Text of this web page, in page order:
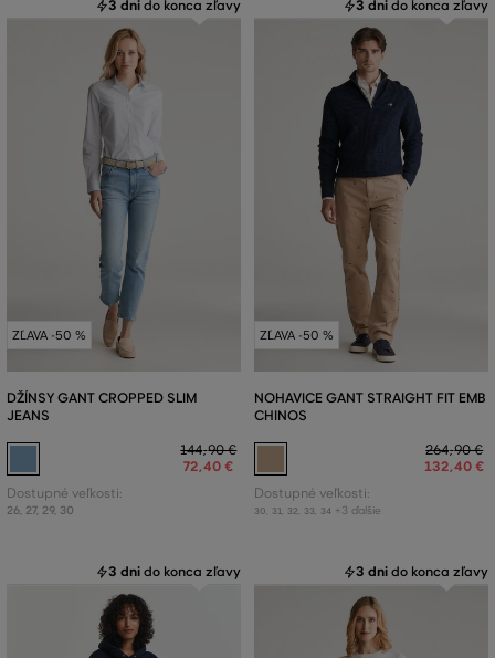
3 dni do konca zľavy
ZĽAVA -50 %
DŽÍNSY GANT CROPPED SLIM
JEANS
144,90 €
72,40 €
Dostupné veľkosti:
26, 27, 29, 30
3 dni do konca zľavy
ZĽAVA -50 %
NOHAVICE GANT STRAIGHT FIT EMB
CHINOS
264,90 €
132,40 €
Dostupné veľkosti:
30 31 32 33 34 +3 ďalšie
3 dni do konca zľavy 3 dni do konca zľavy